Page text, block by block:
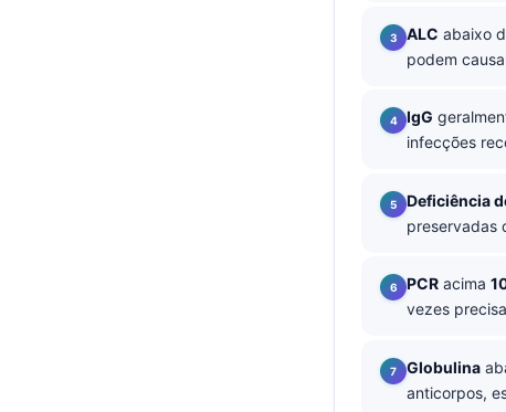
ALC abaixo
podem
IgG
infecções
Deficiência
preservadas
PCR acima
vezes
Globulina
anticorpos,